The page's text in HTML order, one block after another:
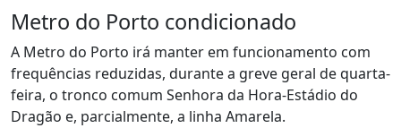
Metro do Porto condicionado
A Metro do Porto irá manter em funcionamento com
frequências reduzidas, durante a greve geral de quarta-
feira, o tronco comum Senhora da Hora-Estádio do
Dragão e, parcialmente, a linha Amarela.